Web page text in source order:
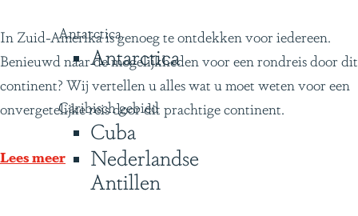
Antarctica
Antarctica
Caribisch gebied
Cuba
Nederlandse
Antillen
i
a
R
o
n
d
e
In Zuid-Amerika is genoeg te ontdekken voor iedereen.
Benieuwd naar de mogelijkheden voor een rondreis door dit
continent? Wij vertellen u alles wat u moet weten voor een
onvergetelijke reis door dit prachtige continent.
Lees meer